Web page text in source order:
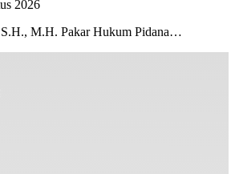
2026
M.H. Pakar Hukum Pidana…